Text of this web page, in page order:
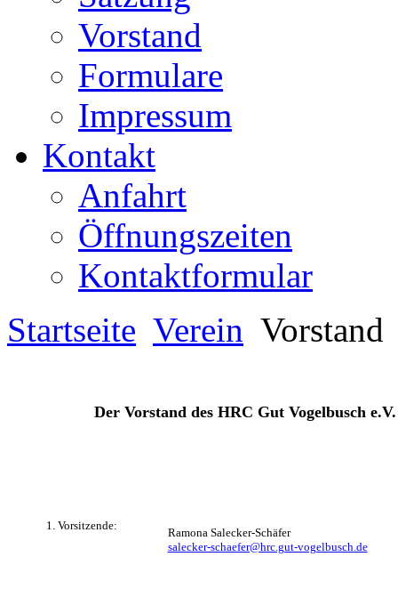
Vorstand
Formulare
Impressum
Kontakt
Anfahrt
Öffnungszeiten
Kontaktformular
Startseite Verein Vorstand
Der Vorstand des HRC Gut Vogelbusch
1. Vorsitzende:
Ramona Salecker-Schäfer
salecker-schaefer@hrc.gut-vogelbusch.de